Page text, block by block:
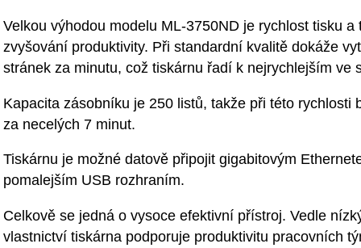
Velkou výhodou modelu ML-3750ND je rychlost tisku a
zvyšování produktivity. Při standardní kvalitě dokáže
stránek za minutu, což tiskárnu řadí k nejrychlejším ve
Kapacita zásobníku je 250 listů, takže při této rychlosti
za necelých 7 minut.
Tiskárnu je možné datově připojit gigabitovým
pomalejším USB rozhraním.
Celkově se jedná o vysoce efektivní přístroj. Vedle
vlastnictví tiskárna podporuje produktivitu pracovních